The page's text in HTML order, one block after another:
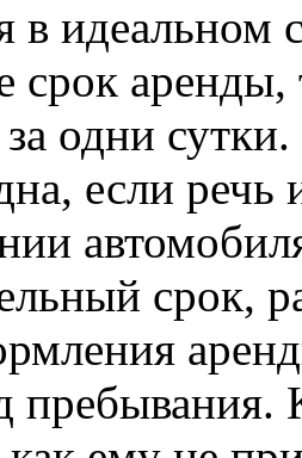
в идеальном
срок
за одни
если речь
срок,
пребывания.